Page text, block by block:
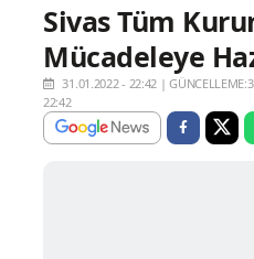
Sivas Tüm
Mücadeleye
31.01.2022 - 22:42 |
22:42